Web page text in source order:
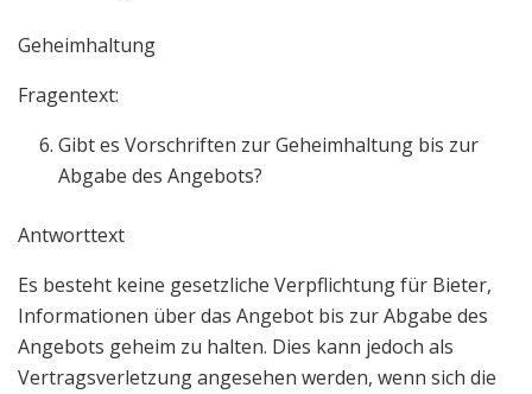
Geheimhaltung
Fragentext:
Gibt es Vorschriften zur Geheimhaltung bis zur
Abgabe des Angebots?
Antworttext
Es besteht keine gesetzliche Verpflichtung für Bieter,
Informationen über das Angebot bis zur Abgabe des
Angebots geheim zu halten. Dies kann jedoch als
Vertragsverletzung angesehen werden, wenn sich die